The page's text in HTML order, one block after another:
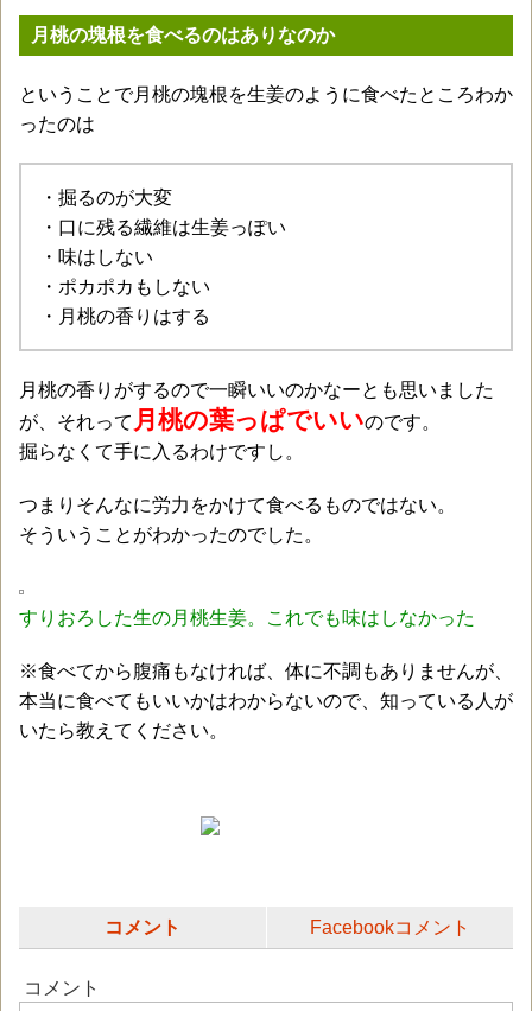
月桃の塊根を食べるのはありなのか
ということで月桃の塊根を生姜のように食べたところわか
ったのは
・掘るのが大変
・口に残る繊維は生姜っぽい
・味はしない
・ポカポカもしない
・月桃の香りはする
月桃の香りがするので一瞬いいのかなーとも思いました
が、それって 月桃の葉っぱでいいのです。
掘らなくて手に入るわけですし。
つまりそんなに労力をかけて食べるものではない。
そういうことがわかったのでした。
すりおろした生の月桃生姜。これでも味はしなかった
※食べてから腹痛もなければ、体に不調もありませんが、
本当に食べてもいいかはわからないので、知っている人が
いたら教えてください。
コメント Facebookコメント